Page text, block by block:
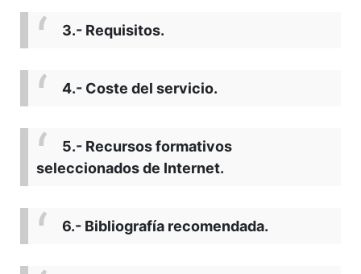
3.- Requisitos.
4.- Coste del servicio.
5.- Recursos formativos
seleccionados de Internet.
6.- Bibliografía recomendada.